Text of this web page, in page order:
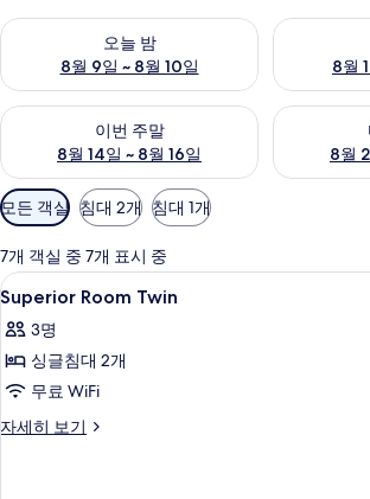
오늘 밤
8월 9일 ~ 8월 10일
오늘 밤 예약 가능 여부 확인, 8월 9일 ~ 8월 10
8월
내일 예약
이번 주말
8월 14일 ~ 8월 16일
이번 주말 예약 가능 여부 확인, 8월 14일 ~ 8월
8월
다음 주말
객
실
에
사
용
가
능
한
터
모든 객실 침대 2개 침대 1개
7개 객실 중 7개 표시 중
Superior
Room
Twin
사
진
모
24
Superior Room Twin
3명
싱글침대 2개
무료 WiFi
자세히 보기
Superior